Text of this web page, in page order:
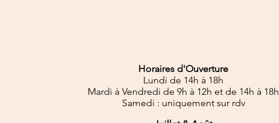
Horaires d'Ouverture
Lundi de 14h à 18h
Mardi à Vendredi de 9h à 12h et de 14h à 18h
Samedi : uniquement sur rdv